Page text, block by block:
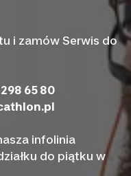
i zamów Serwis do
65 80
infolinia
do piątku w